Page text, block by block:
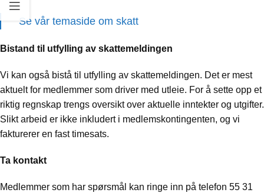
Se vår temaside om skatt
Bistand til utfylling av skattemeldingen
Vi kan også bistå til utfylling av skattemeldingen. Det er mest
aktuelt for medlemmer som driver med utleie. For å sette opp et
riktig regnskap trengs oversikt over aktuelle inntekter og utgifter.
Slikt arbeid er ikke inkludert i medlemskontingenten, og vi
fakturerer en fast timesats.
Ta kontakt
Medlemmer som har spørsmål kan ringe inn på telefon 55 31